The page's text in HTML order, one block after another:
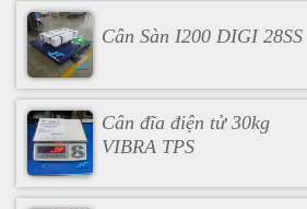
Cân Sàn I200 DIGI 28SS
Cân đĩa điện tử 30kg
VIBRA TPS